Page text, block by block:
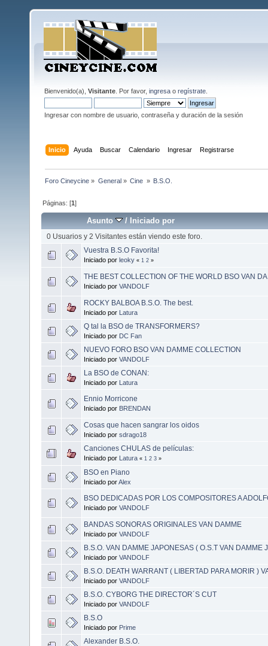
Bienvenido(a), Visitante . Por favor, ingresa o regístrate
Ingresar con nombre de usuario, contraseña y duración de la sesión
Inicio Ayuda Buscar Calendario Ingresar Registrarse
Foro Cineycine » General» Cine » B.S.O.
Páginas: [1]
Asunto /Iniciado por
0 Usuarios y 2 Visitantes están viendo este foro.
Vuestra B.S.O Favorita!
Iniciado por leoky « 1 2 »
THE BEST COLLECTION OF THE WORLD BSO VAN
Iniciado por VANDOLF
ROCKY BALBOA B.S.O. The best.
Iniciado por Latura
Q tal la BSO de TRANSFORMERS?
Iniciado por DC Fan
NUEVO FORO BSO VAN DAMME COLLECTION
Iniciado por VANDOLF
La BSO de CONAN:
Iniciado por Latura
Ennio Morricone
Iniciado por BRENDAN
Cosas que hacen sangrar los oidos
Iniciado por sdrago18
Canciones CHULAS de películas:
Iniciado por Latura « 1 2 3 »
BSO en Piano
Iniciado porAlex
BSO DEDICADAS POR LOS COMPOSITORES A
Iniciado por VANDOLF
BANDAS SONORAS ORIGINALES VAN DAMME
Iniciado por VANDOLF
B.S.O. VAN DAMME JAPONESAS ( O.S.T VAN DAMME
Iniciado por VANDOLF
B.S.O. DEATH WARRANT ( LIBERTAD PARA MORIR )
Iniciado por VANDOLF
B.S.O. CYBORG THE DIRECTOR´S CUT
Iniciado por VANDOLF
B.S.O
Iniciado por Prime
Alexander B.S.O.